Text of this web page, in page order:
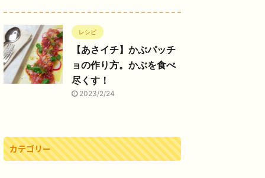
レシピ
【あさイチ】かぶパッチ
ョの作り方。かぶを食べ
尽くす！
2023/2/24
カテゴリー